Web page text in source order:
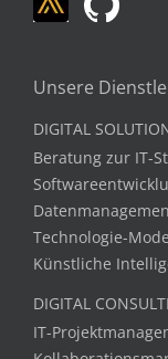
Unsere
DIGITAL
Beratung zur IT-
Technologie-
Künstliche
DIGITAL
IT-